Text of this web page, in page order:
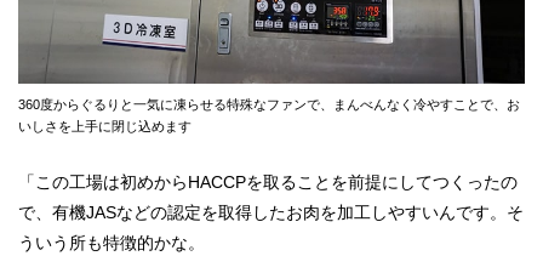
360度からぐるりと一気に凍らせる特殊なファンで、まんべんなく冷やすことで、お
いしさを上手に閉じ込めます
「この工場は初めからHACCPを取ることを前提にしてつくったの
で、有機JASなどの認定を取得したお肉を加工しやすいんです。そ
ういう所も特徴的かな。